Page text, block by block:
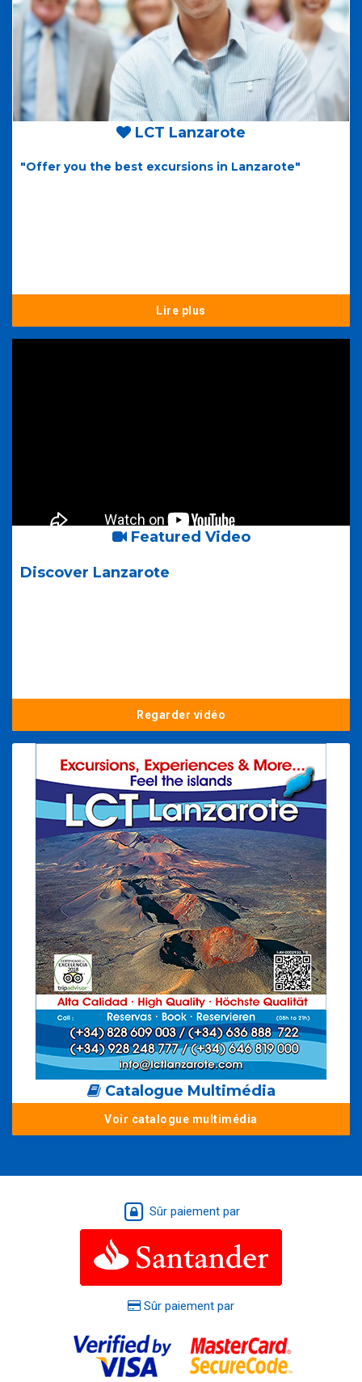
LCT Lanzarote
"Offer you the best excursions in Lanzarote"
Lire plus
Featured Video
Discover Lanzarote
Regarder vidéo
Catalogue Multimédia
Voir catalogue multimédia
Sûr paiement par
Sûr paiement par